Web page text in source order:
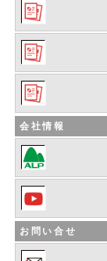
会社情報
お問い合せ